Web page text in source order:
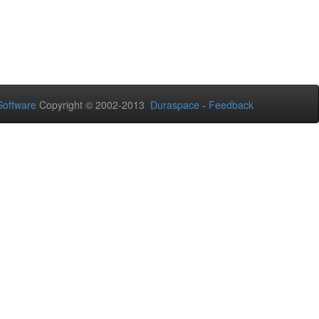
Copyright © 2002-2013 Duraspace - Feedback